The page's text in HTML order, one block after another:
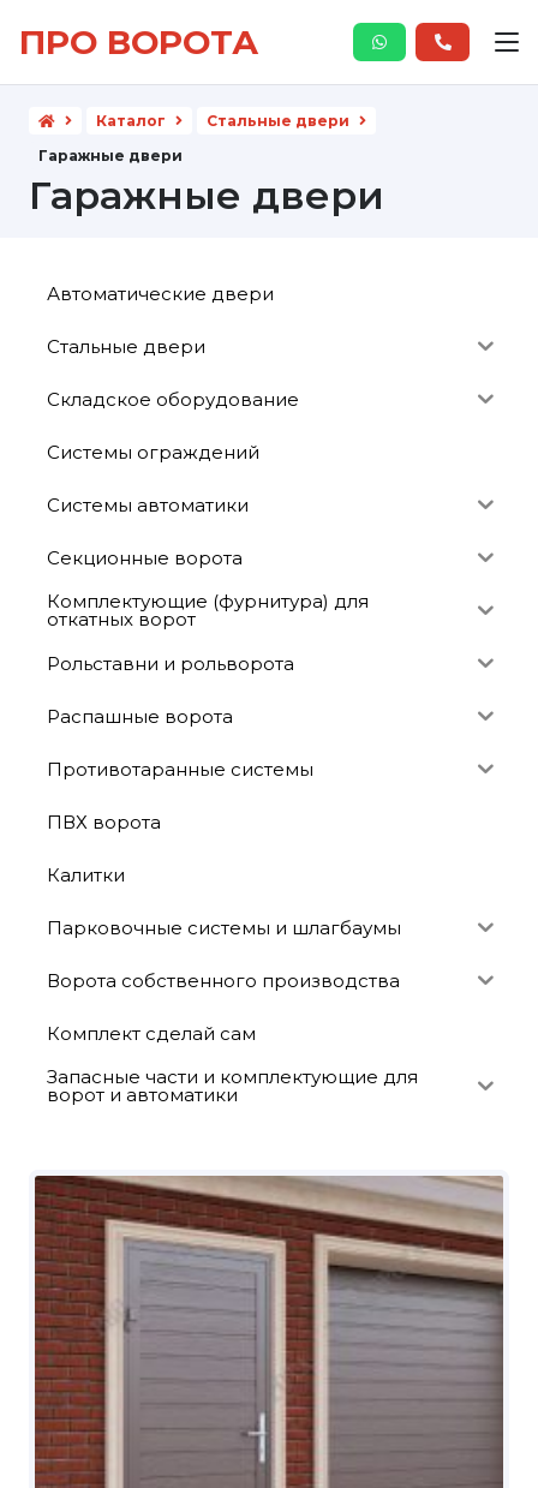
ПРО ВОРОТА
Каталог
Стальные двери
Гаражные двери
Гаражные двери
Автоматические двери
Стальные двери
Складское оборудование
Системы ограждений
Системы автоматики
Секционные ворота
Комплектующие (фурнитура) для
откатных ворот
Рольставни и рольворота
Распашные ворота
Противотаранные системы
ПВХ ворота
Калитки
Парковочные системы и шлагбаумы
Ворота собственного производства
Комплект сделай сам
Запасные части и комплектующие для
ворот и автоматики